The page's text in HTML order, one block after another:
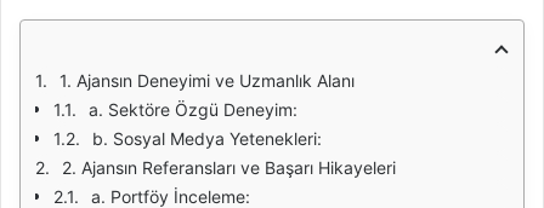
1. Ajansın Deneyimi ve Uzmanlık Alanı
a. Sektöre Özgü Deneyim:
b. Sosyal Medya Yetenekleri:
2. Ajansın Referansları ve Başarı Hikayeleri
a. Portföy İnceleme: